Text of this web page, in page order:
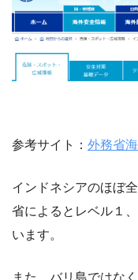
参考サイト： 外務省
インドネシアのほぼ
省によるとレベル１
います。